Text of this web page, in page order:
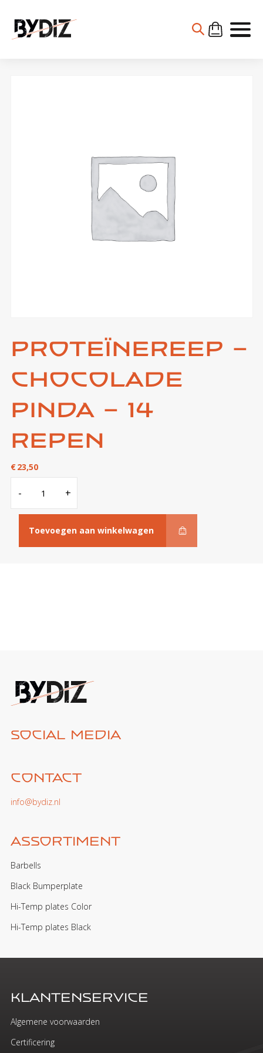
Proteïnereep –
chocolade
pinda – 14
repen
€23,50
-
pinda
14
repen
+
Toevoegen aan winkelwagen
Social media
Contact
info@bydiz.nl
Assortiment
Barbells
Black Bumperplate
Hi-Temp plates Color
Hi-Temp plates Black
Klantenservice
Algemene voorwaarden
Certificering